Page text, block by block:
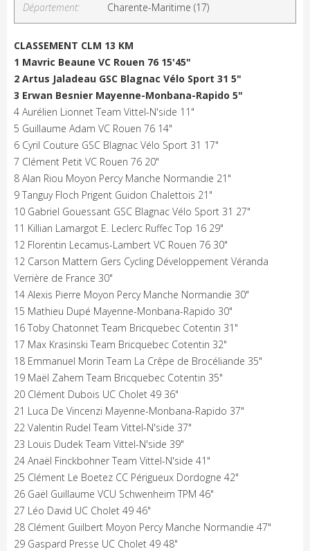
Département:
Charente-Maritime (17)
CLASSEMENT CLM 13 KM
1 Mavric Beaune VC Rouen 76 15'45"
2 Artus Jaladeau GSC Blagnac Vélo Sport 31 5"
3 Erwan Besnier Mayenne-Monbana-Rapido 5"
4 Aurélien Lionnet Team Vittel-N'side 11"
5 Guillaume Adam VC Rouen 76 14"
6 Cyril Couture GSC Blagnac Vélo Sport 31 17"
7 Clément Petit VC Rouen 76 20"
8 Alan Riou Moyon Percy Manche Normandie 21"
9 Tanguy Floch Prigent Guidon Chalettois 21"
10 Gabriel Gouessant GSC Blagnac Vélo Sport 31 27"
11 Killian Lamargot E. Leclerc Ruffec Top 16 29"
12 Florentin Lecamus-Lambert VC Rouen 76 30"
12 Carson Mattern Gers Cycling Développement Véranda
Verrière de France 30"
14 Alexis Pierre Moyon Percy Manche Normandie 30"
15 Mathieu Dupé Mayenne-Monbana-Rapido 30"
16 Toby Chatonnet Team Bricquebec Cotentin 31"
17 Max Krasinski Team Bricquebec Cotentin 32"
18 Emmanuel Morin Team La Crêpe de Brocéliande 35"
19 Maël Zahem Team Bricquebec Cotentin 35"
20 Clément Dubois UC Cholet 49 36"
21 Luca De Vincenzi Mayenne-Monbana-Rapido 37"
22 Valentin Rudel Team Vittel-N'side 37"
23 Louis Dudek Team Vittel-N'side 39"
24 Anaël Finckbohner Team Vittel-N'side 41"
25 Clément Le Boetez CC Périgueux Dordogne 42"
26 Gaël Guillaume VCU Schwenheim TPM 46"
27 Léo David UC Cholet 49 46"
28 Clément Guilbert Moyon Percy Manche Normandie 47"
29 Gaspard Presse UC Cholet 49 48"